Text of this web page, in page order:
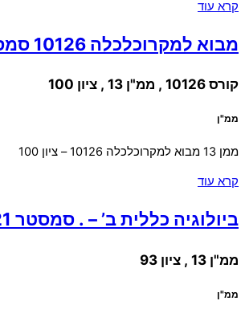
קרא עוד
מבוא למקרוכלכלה 10126 סמסטר ב 2021
קורס 10126 , ממ"ן 13 , ציון 100
ממ"ן
ממן 13 מבוא למקרוכלכלה 10126 – ציון 100
קרא עוד
ביולוגיה כללית ב’ – . סמסטר 2021א’
ממ"ן 13 , ציון 93
ממ"ן